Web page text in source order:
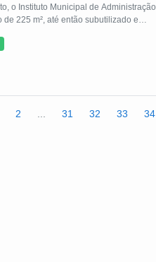
o Instituto Municipal de Administração
225 m², até então subutilizado e
receber projetos de cunho social,
2 31 32 33 34